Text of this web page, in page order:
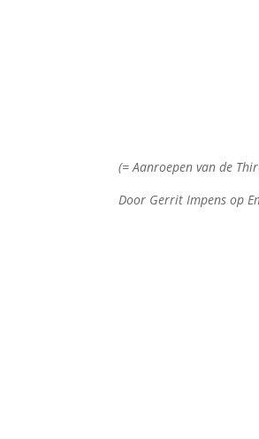
(= Aanroepen van de
Door Gerrit Impens op